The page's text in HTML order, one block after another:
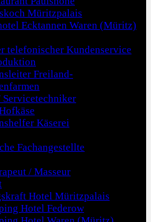
Müritzpalais
Ecktannen Waren (Müritz)
telefonischer Kundenservice
Freiland-
Käserei
Fachangestellte
/ Masseur
Hotel Müritzpalais
Hotel Federow